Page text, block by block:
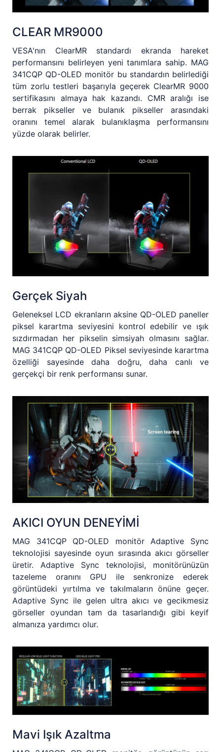
CLEAR MR9000
VESA'nın ClearMR standardı ekranda hareket
performansını belirleyen yeni tanımlara sahip. MAG
341CQP QD-OLED monitör bu standardın belirlediği
tüm zorlu testleri başarıyla geçerek ClearMR 9000
sertifikasını almaya hak kazandı. CMR aralığı ise
berrak pikseller ve bulanık pikseller arasındaki
oranını temel alarak bulanıklaşma performansını
yüzde olarak belirler.
Gerçek Siyah
Geleneksel LCD ekranların aksine QD-OLED paneller
piksel karartma seviyesini kontrol edebilir ve ışık
sızdırmadan her pikselin simsiyah olmasını sağlar.
MAG 341CQP QD-OLED Piksel seviyesinde karartma
özelliği sayesinde daha doğru, daha canlı ve
gerçekçi bir renk performansı sunar.
AKICI OYUN DENEYİMİ
MAG 341CQP QD-OLED monitör Adaptive Sync
teknolojisi sayesinde oyun sırasında akıcı görseller
üretir. Adaptive Sync teknolojisi, monitörünüzün
tazeleme oranını GPU ile senkronize ederek
görüntüdeki yırtılma ve takılmaların önüne geçer.
Adaptive Sync ile gelen ultra akıcı ve gecikmesiz
görseller oyundan tam da tasarlandığı gibi keyif
almanıza yardımcı olur.
Mavi Işık Azaltma